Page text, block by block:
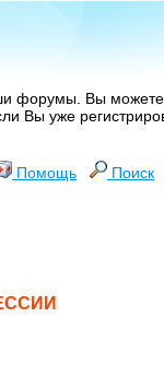
форумы. Вы
Вы уже
Помощь Поиск